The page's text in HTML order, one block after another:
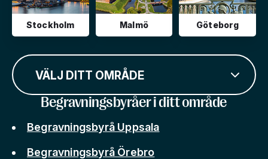
Stockholm Malmö Göteborg
VÄLJ DITT OMRÅDE
Begravningsbyråer i ditt område
Begravningsbyrå Uppsala
Begravningsbyrå Örebro